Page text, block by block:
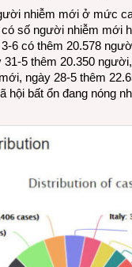
nhiễm mới ở mức
số người nhiễm mới
6 có thêm 20.578
5 thêm 20.350
ngày 28-5 thêm
hội bất ổn đang nóng